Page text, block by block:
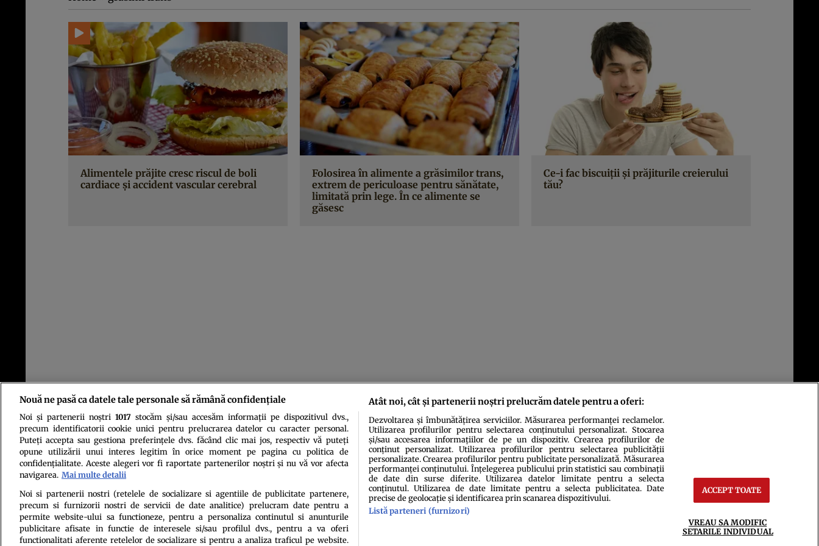
Alimentele prăjite cresc riscul de boli
cardiace și accident vascular cerebral
Folosirea în alimente a grăsimilor trans,
extrem de periculoase pentru sănătate,
limitată prin lege. În ce alimente se
găsesc
Ce-i fac biscuiţii şi prăjiturile creierului
tău?
Politica de confidenţialitatePolitica de cookiesTermeni şi condiţii Echipa redacțională ContactSetări Cookies
Nouă ne pasă ca datele tale personale să rămână confidențiale
Noi și partenerii noștri 1017stocăm și/sau accesăm informații pe dispozitivul dvs.,
precum identificatorii cookie unici pentru prelucrarea datelor cu caracter personal.
Puteți accepta sau gestiona preferințele dvs. făcând clic mai jos, respectiv vă puteți
opune utilizării unui interes legitim în orice moment pe pagina cu politica de
confidențialitate. Aceste alegeri vor fi raportate partenerilor noștri și nu vă vor afecta
navigarea. Mai multe detalii
Noi si partenerii nostri (retelele de socializare si agentiile de publicitate partenere,
precum si furnizorii nostri de servicii de date analitice) prelucram date pentru a
permite website-ului sa functioneze, pentru a personaliza continutul si anunturile
publicitare afisate in functie de interesele si/sau profilul dvs., pentru a va oferi
functionalitati aferente retelelor de socializare si pentru a analiza traficul pe website.
Atât noi, cât și partenerii noștri prelucrăm datele pentru a oferi:
Dezvoltarea și îmbunătățirea serviciilor. Măsurarea performanței reclamelor.
Utilizarea profilurilor pentru selectarea conținutului personalizat. Stocarea
și/sau accesarea informațiilor de pe un dispozitiv. Crearea profilurilor de
conținut personalizat. Utilizarea profilurilor pentru selectarea publicității
personalizate. Crearea profilurilor pentru publicitate personalizată. Măsurarea
performanței conținutului. Înțelegerea publicului prin statistici sau combinații
de date din surse diferite. Utilizarea datelor limitate pentru a selecta
conținutul. Utilizarea de date limitate pentru a selecta publicitatea. Date
precise de geolocație și identificarea prin scanarea dispozitivului.
Listă parteneri (furnizori)
ACCEPT TOATE
VREAU SA MODIFIC
SETARILE INDIVIDUAL